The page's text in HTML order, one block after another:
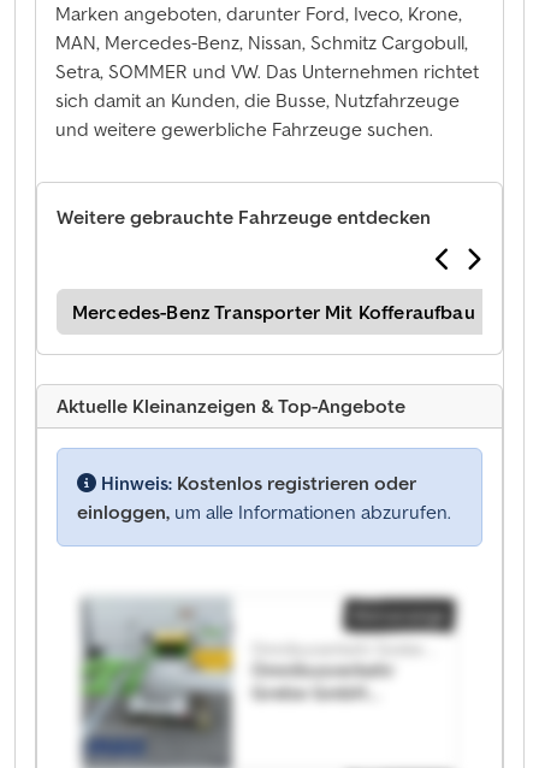
Marken angeboten, darunter Ford, Iveco, Krone,
MAN, Mercedes-Benz, Nissan, Schmitz Cargobull,
Setra, SOMMER und VW. Das Unternehmen richtet
sich damit an Kunden, die Busse, Nutzfahrzeuge
und weitere gewerbliche Fahrzeuge suchen.
Weitere gebrauchte Fahrzeuge entdecken
Mercedes-Benz Transporter Mit Kofferaufbau
Aktuelle Kleinanzeigen & Top-Angebote
Hinweis: Kostenlos registrieren oder
einloggen, um alle Informationen abzurufen.
Omnibusverkehr
Grebe GmbH